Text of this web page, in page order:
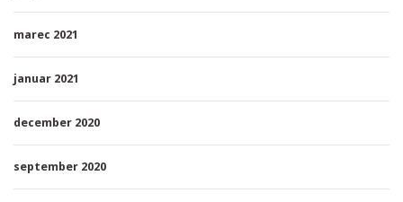
marec 2021
januar 2021
december 2020
september 2020